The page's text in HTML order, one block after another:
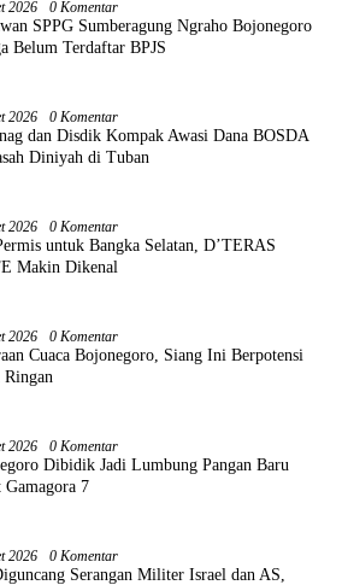
2026 0 Komentar
SPPG Sumberagung Ngraho Bojonegoro
Belum Terdaftar BPJS
2026 0 Komentar
dan Disdik Kompak Awasi Dana BOSDA
Diniyah di Tuban
2026 0 Komentar
untuk Bangka Selatan, D’TERAS
Makin Dikenal
2026 0 Komentar
Cuaca Bojonegoro, Siang Ini Berpotensi
2026 0 Komentar
Dibidik Jadi Lumbung Pangan Baru
Gamagora 7
2026 0 Komentar
Serangan Militer Israel dan AS,